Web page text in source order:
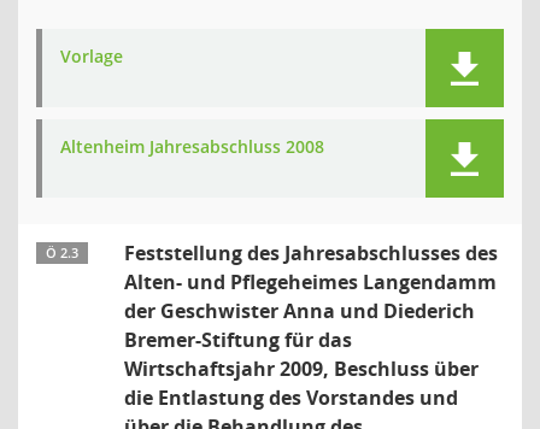
Vorlage
Altenheim Jahresabschluss 2008
Ö 2.3
Feststellung des Jahresabschlusses des
Alten- und Pflegeheimes Langendamm
der Geschwister Anna und Diederich
Bremer-Stiftung für das
Wirtschaftsjahr 2009, Beschluss über
die Entlastung des Vorstandes und